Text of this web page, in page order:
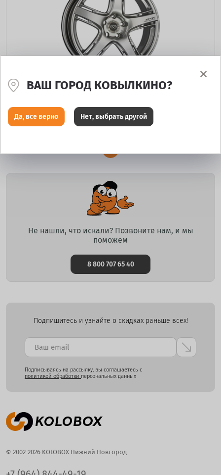
Enkei RP05
Не нашли, что искали? Позвоните нам, и мы
поможем
8 800 707 65 40
Подпишитесь и узнайте о скидках раньше всех!
Подписываясь на рассылку, вы соглашаетесь с
политикой обработки персональных данных
© 2002-2026 KOLOBOX Нижний Новгород
ВАШ ГОРОД КОВЫЛКИНО?
Да, все верно Нет, выбрать другой